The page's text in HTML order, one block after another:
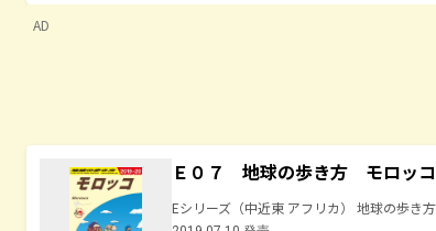
AD
Ｅ０７ 地球の歩き方 モロッ
Eシリーズ（中近東 アフリカ） 地球の歩き